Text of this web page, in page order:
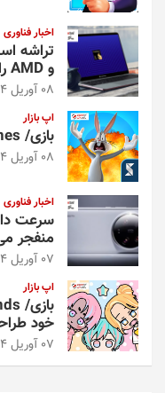
اخبار فناوری
و AMD را شکست داد
08 آوریل 2024
اپ بازار
بازی/ Looney Tunes؛ شهری بزرگ بسازید
08 آوریل 2024
اخبار فناوری
سرعت
منفجر
07 آوریل 2024
اپ بازار
خود
07 آوریل 2024